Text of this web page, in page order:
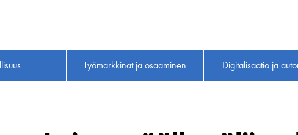
Työmarkkinat ja osaaminen Digitalisaatio ja